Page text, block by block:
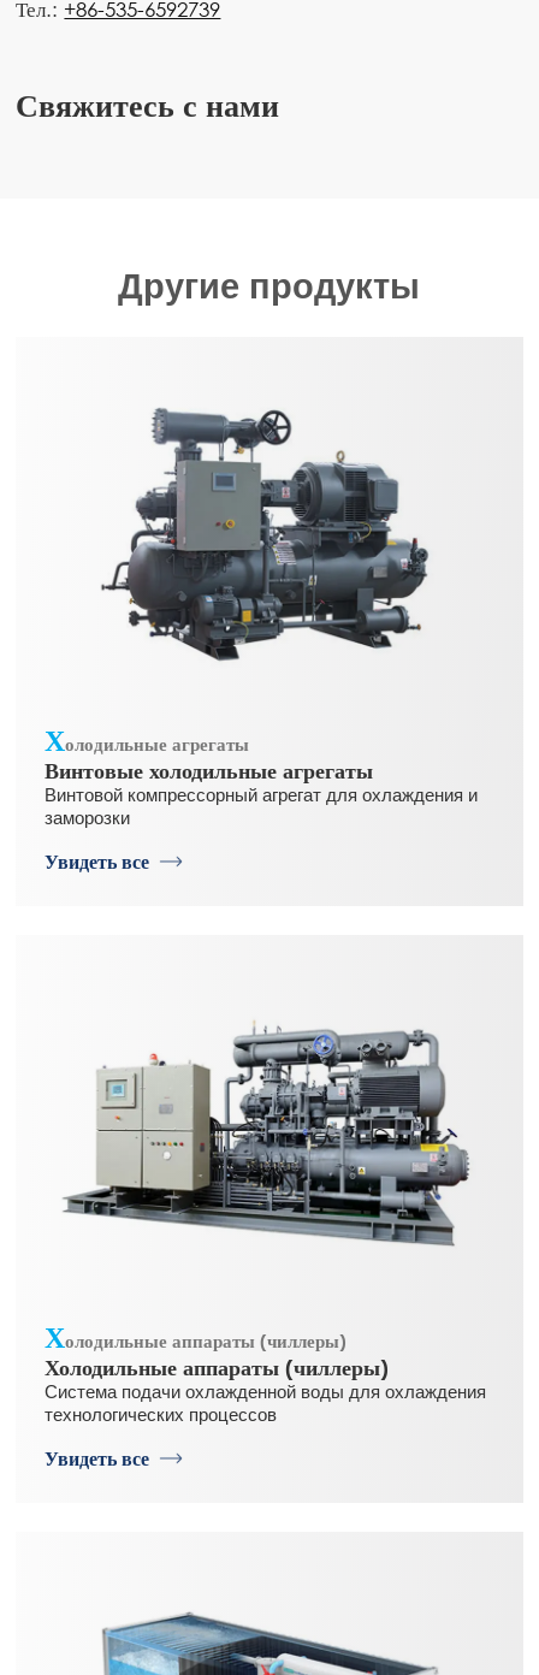
Тел.: +86-535-6592739
Свяжитесь с нами
Другие продукты
Холодильные агрегаты
Винтовые холодильные агрегаты
Винтовой компрессорный агрегат для охлаждения и
заморозки
Увидеть все
Холодильные аппараты (чиллеры)
Холодильные аппараты (чиллеры)
Система подачи охлажденной воды для охлаждения
технологических процессов
Увидеть все